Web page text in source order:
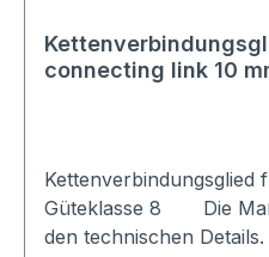
connecting link 10
Kettenverbindungsglied
Güteklasse 8 Die
den technischen